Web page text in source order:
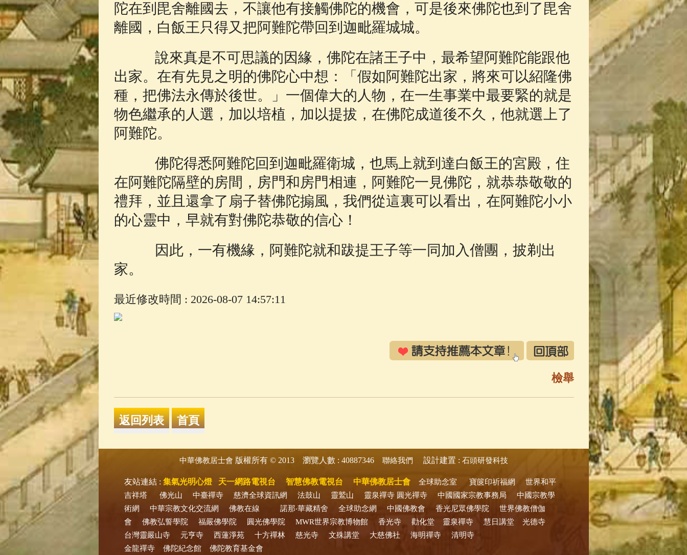
陀在到毘舍離國去，不讓他有接觸佛陀的機會，可是後來佛陀也到了毘舍
離國，白飯王只得又把阿難陀帶回到迦毗羅城城。
說來真是不可思議的因緣，佛陀在諸王子中，最希望阿難陀能跟他
出家。在有先見之明的佛陀心中想：「假如阿難陀出家，將來可以紹隆佛
種，把佛法永傳於後世。」一個偉大的人物，在一生事業中最要緊的就是
物色繼承的人選，加以培植，加以提拔，在佛陀成道後不久，他就選上了
阿難陀。
佛陀得悉阿難陀回到迦毗羅衛城，也馬上就到達白飯王的宮殿，住
在阿難陀隔壁的房間，房門和房門相連，阿難陀一見佛陀，就恭恭敬敬的
禮拜，並且還拿了扇子替佛陀搧風，我們從這裏可以看出，在阿難陀小小
的心靈中，早就有對佛陀恭敬的信心！
因此，一有機緣，阿難陀就和跋提王子等一同加入僧團，披剃出
家。
最近修改時間 : 2026-08-07 14:57:11
檢舉
中華佛教居士會 版權所有 © 2013 瀏覽人數 : 40887346 聯絡我們 設計建置 : 石頭研發科技
友站連結 : 集氣光明心燈 天一網路電視台 智慧佛教電視台 中華佛教居士會 全球助念室 寶篋印祈福網
世界和平
吉祥塔
佛光山 中臺禪寺 慈濟全球資訊網 法鼓山 靈鷲山 靈泉禪寺 圓光禪寺 中國國家宗教事務局
中國宗教學
術網
中華宗教文化交流網 佛教在線 諾那‧華藏精舍 全球助念網 中國佛教會 香光尼眾佛學院
世界佛教僧伽
會
佛教弘誓學院 福嚴佛學院 圓光佛學院 MWR世界宗教博物館 香光寺 勸化堂 靈泉禪寺 慧日講堂
光德寺
台灣靈嚴山寺
元亨寺 西蓮淨苑 十方禪林 慈光寺 文殊講堂 大慈佛社 海明禪寺
清明寺
金龍禪寺
佛陀紀念館 佛陀教育基金會